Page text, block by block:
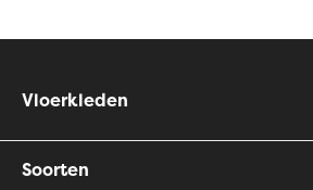
Vloerkleden
Soorten